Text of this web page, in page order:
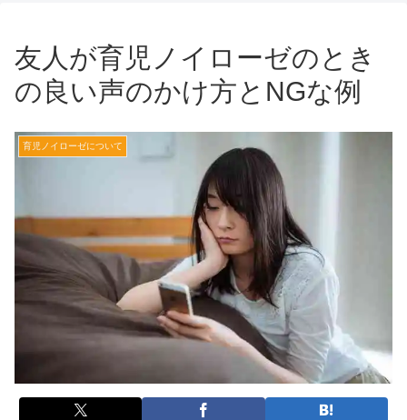
友人が育児ノイローゼのとき
の良い声のかけ方とNGな例
育児ノイローゼについて